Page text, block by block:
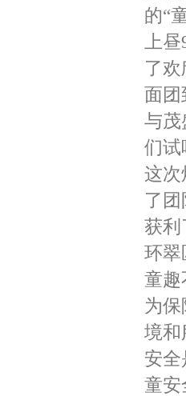
的“
上
了
面团
与茂
们试
这次
了
获利
环翠
童趣
为
境和
安
童安